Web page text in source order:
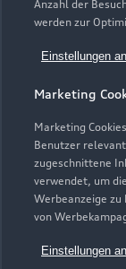
Anzahl der
werden zur
Einstellungen
Marketing
Marketing
Benutzer
zugeschnittene
verwendet, um
Werbeanzeige
von
Einstellungen
56288
06762